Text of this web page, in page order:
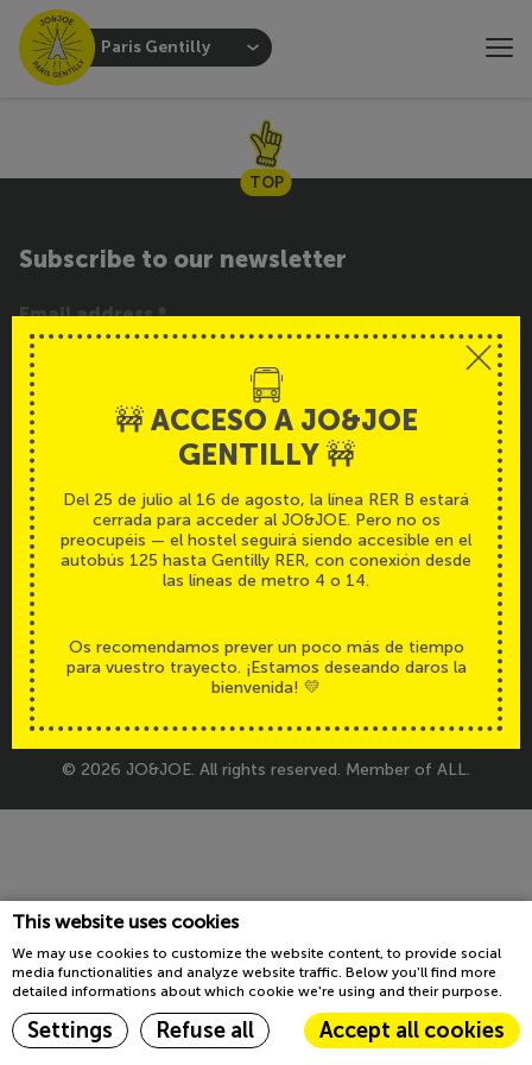
This website uses cookies
We may use cookies to customize the website content, to provide social
media functionalities and analyze website traffic. Below you'll find more
detailed informations about which cookie we're using and their purpose.
Settings Refuse all Accept all cookies
Paris Gentilly
TOP
Service
Legals
Accesibilidad
Subscribe to our newsletter
SUBSCRIBE
Español
© 2026 JO&JOE. All rights reserved. Member of ALL.
🚧 ACCESO A JO&JOE
GENTILLY 🚧
Del 25 de julio al 16 de agosto, la línea RER B estará
cerrada para acceder al JO&JOE. Pero no os
preocupéis — el hostel seguirá siendo accesible en el
autobús 125 hasta Gentilly RER, con conexión desde
las líneas de metro 4 o 14.
Os recomendamos prever un poco más de tiempo
para vuestro trayecto. ¡Estamos deseando daros la
bienvenida! 💛